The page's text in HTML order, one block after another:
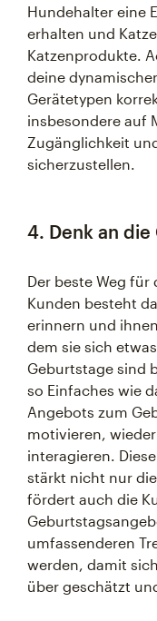
Hundehalter eine
erhalten und
Katzenprodukte.
deine
Gerätetypen
insbesondere auf
Zugänglichkeit
sicherzustellen.
4. Denk an
Der beste Weg
Kunden besteht
erinnern und
dem sie sich
Geburtstage sind
so Einfaches wie
Angebots zum
motivieren,
interagieren.
stärkt nicht nur
fördert auch die
umfassenderen
werden, damit
über geschätzt